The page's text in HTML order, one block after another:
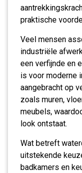
praktische
Veel mensen
industriële
een verfijnde en
is voor moderne
aangebracht op
zoals muren,
meubels,
look ontstaat.
Wat betreft
uitstekende
badkamers en